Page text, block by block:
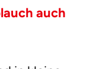
auch